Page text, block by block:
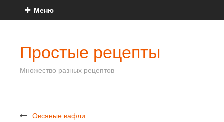
Меню
Простые рецепты
Множество разных рецептов
Овсяные вафли